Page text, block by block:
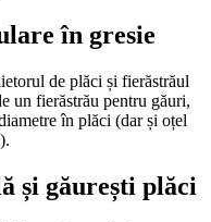
în gresie
de plăci și fierăstrăul
un fierăstrău pentru găuri,
în plăci (dar și oțel
și găurești plăci